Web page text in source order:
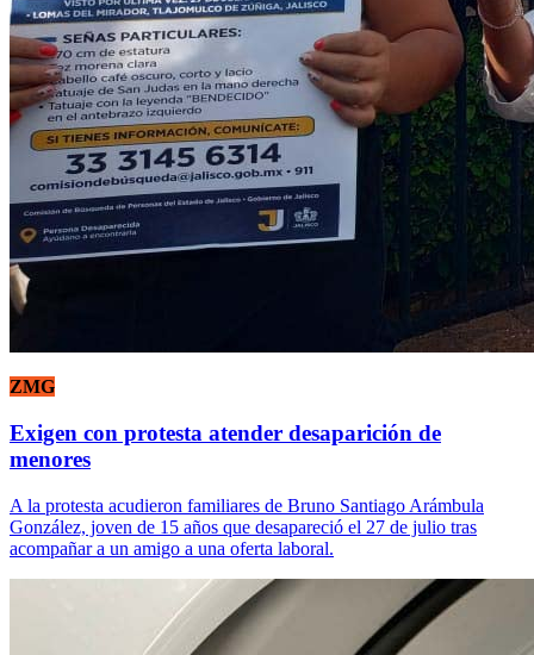
ZMG
Exigen con protesta atender desaparición de
menores
A la protesta acudieron familiares de Bruno Santiago Arámbula
González, joven de 15 años que desapareció el 27 de julio tras
acompañar a un amigo a una oferta laboral.